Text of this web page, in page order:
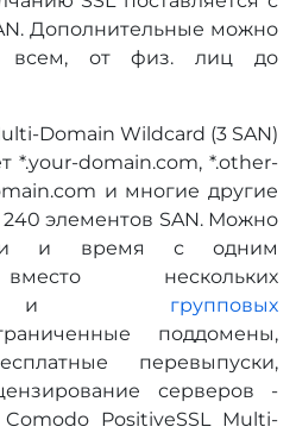
Дополнительные можно
всем, от физ. лиц до
Domain Wildcard (3 SAN)
*.your-domain.com, *.other-
и многие другие
элементов SAN. Можно
и время с одним
нескольких
групповых
поддомены,
перевыпуски,
серверов -
PositiveSSL Multi-